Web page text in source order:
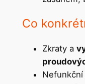
Co
Zkraty a
Nefunkční